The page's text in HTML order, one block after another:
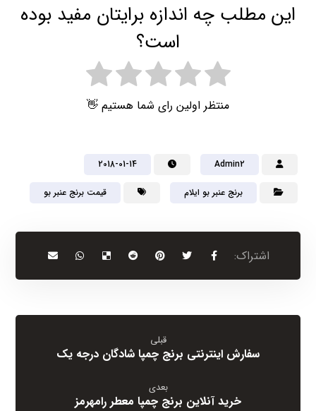
این مطلب چه اندازه برایتان مفید بوده
است؟
منتظر اولین رای شما هستیم 👋
Admin2
2018-01-14
برنج عنبر بو ایلام قیمت برنج عنبر بو
قبلی
سفارش اینترنتی برنج چمپا شادگان درجه یک
بعدی
خرید آنلاین برنج چمپا معطر رامهرمز